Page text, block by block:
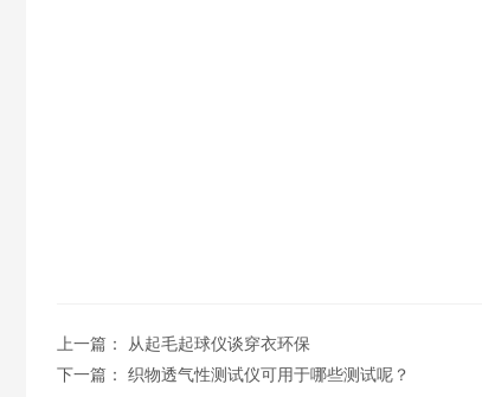
上一篇：
从起毛起球仪谈穿衣环保
下一篇： 织物透气性测试仪可用于哪些测试呢？